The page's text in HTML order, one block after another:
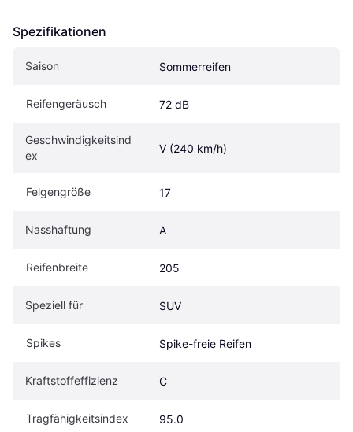
Spezifikationen
Saison Sommerreifen
Reifengeräusch 72 dB
Geschwindigkeitsind
ex
V (240 km/h)
Felgengröße 17
Nasshaftung A
Reifenbreite 205
Speziell für SUV
Spikes Spike-freie Reifen
Kraftstoffeffizienz C
Tragfähigkeitsindex 95.0